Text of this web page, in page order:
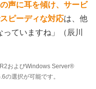
声に耳を傾け、サービ
ピーディな対応は、他
ていますね」（辰川
およびWindows Server®
の選択が可能です。